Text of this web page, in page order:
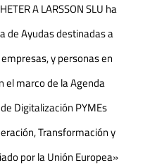
A LARSSON SLU ha
de Ayudas destinadas a
y personas en
el marco de la Agenda
Digitalización PYMEs
Transformación y
por la Unión Europea»